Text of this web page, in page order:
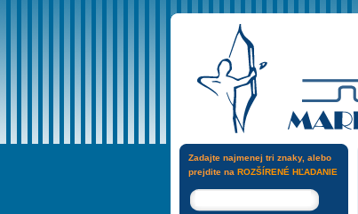
Zadajte najmenej tri znaky, alebo
prejdite na ROZŠÍRENÉ HĽADANIE